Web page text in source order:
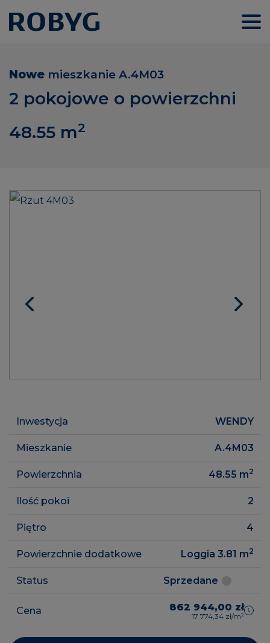
Nowe mieszkanie A.4M03
2 pokojowe o powierzchni
48.55 m2
Inwestycja WENDY
Mieszkanie A.4M03
Powierzchnia 48.55 m2
Ilość pokoi 2
Piętro 4
Powierzchnie dodatkowe Loggia 3.81 m2
Status Sprzedane
Cena 862 944,00 zł
17 774,34 zł/m²